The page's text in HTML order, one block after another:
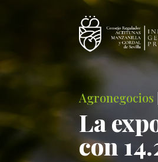
Agronegocios
La
con